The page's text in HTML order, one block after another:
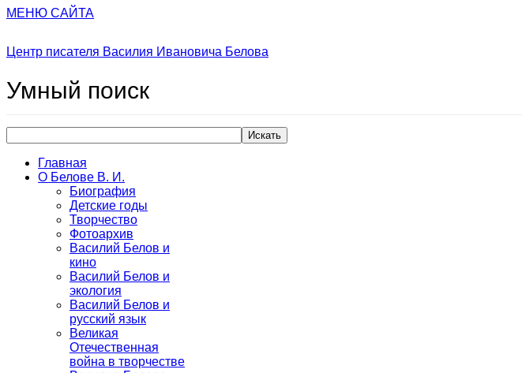
МЕНЮ САЙТА
Центр писателя Василия Ивановича Белова
Умный поиск
Искать
Главная
О Белове В. И.
Биография
Детские годы
Творчество
Фотоархив
Василий Белов и
кино
Василий Белов и
экология
Василий Белов и
русский язык
Великая
Отечественная
война в творчестве